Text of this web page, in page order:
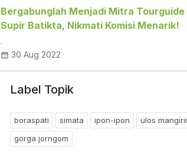
Bergabunglah Menjadi Mitra Tourguide
Supir Batikta, Nikmati Komisi Menarik!
.
30 Aug 2022
Label Topik
boraspati simata ipon-ipon
ulos
gorga jorngom